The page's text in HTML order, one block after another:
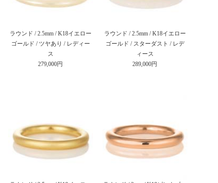
ラウンド / 2.5mm / K18イエロー
ゴールド / ツヤあり / レディー
ス
279,000円
ラウンド / 2.5mm / K18イエロー
ゴールド / スターダスト / レデ
ィース
289,000円